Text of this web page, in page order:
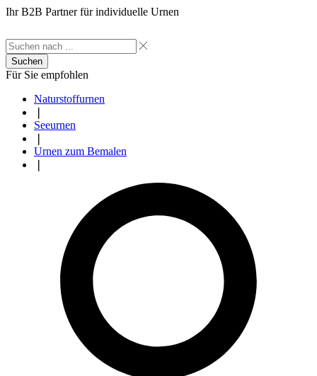
Ihr B2B Partner für individuelle Urnen
Suchen
Für Sie empfohlen
Naturstoffurnen
Seeurnen
Urnen zum Bemalen